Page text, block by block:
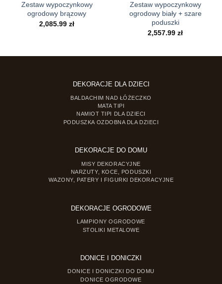
Zestaw wypoczynkowy
ogrodowy brązowy
2,085.99 zł
Zestaw wypoczynkowy
ogrodowy biały + szare
poduszki
2,557.99 zł
DEKORACJE DLA DZIECI
BALDACHIM NAD ŁÓŻECZKO
MATA TIPI
NAMIOT TIPI DLA DZIECI
PODUSZKA OZDOBNA DLA DZIECI
DEKORACJE DO DOMU
MISY DEKORACYJNE
NARZUTY, KOCE, PODUSZKI
WAZONY, PATERY I FIGURKI DEKORACYJNE
DEKORACJE OGRODOWE
LAMPIONY OGRODOWE
STOLIKI METALOWE
DONICE I DONICZKI
DONICE I DONICZKI DO DOMU
DONICE OGRODOWE